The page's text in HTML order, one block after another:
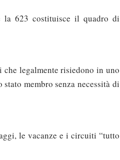
623 costituisce il quadro di
legalmente risiedono in uno
membro senza necessità di
le vacanze e i circuiti “tutto